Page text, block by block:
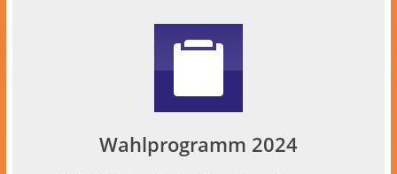
Wahlprogramm 2024